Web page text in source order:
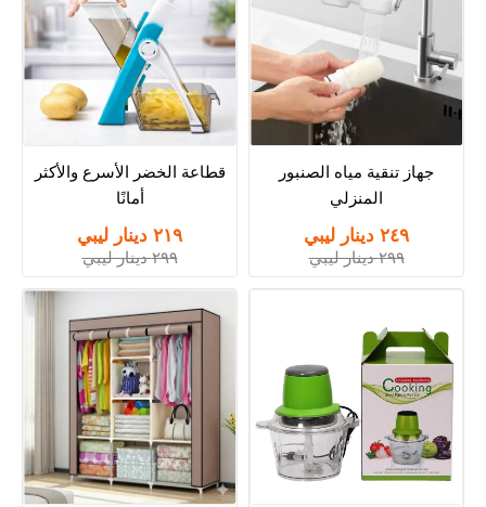
جهاز تنقية مياه الصنبور
المنزلي
٢٤٩ دينار ليبي
٢٩٩ دينار ليبي
قطاعة الخضر الأسرع والأكثر
أمانًا
٢١٩ دينار ليبي
٢٩٩ دينار ليبي